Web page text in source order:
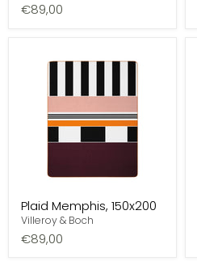
€89,00
Plaid Memphis, 150x200
Villeroy & Boch
€89,00